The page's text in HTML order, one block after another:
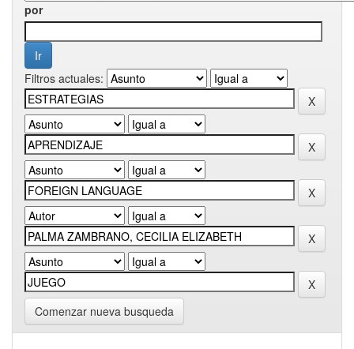
por
Filtros actuales:
Comenzar nueva busqueda